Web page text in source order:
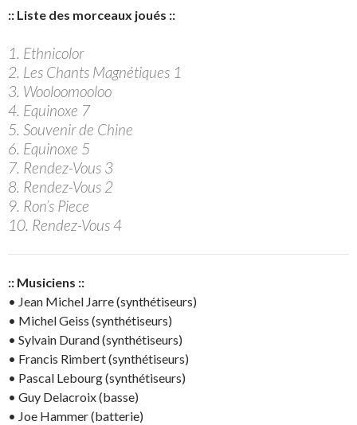
:: Liste des morceaux joués ::
1. Ethnicolor
2. Les Chants Magnétiques 1
3. Wooloomooloo
4. Equinoxe 7
5. Souvenir de Chine
6. Equinoxe 5
7. Rendez-Vous 3
8. Rendez-Vous 2
9. Ron’s Piece
10. Rendez-Vous 4
:: Musiciens ::
• Jean Michel Jarre (synthétiseurs)
• Michel Geiss (synthétiseurs)
• Sylvain Durand (synthétiseurs)
• Francis Rimbert (synthétiseurs)
• Pascal Lebourg (synthétiseurs)
• Guy Delacroix (basse)
• Joe Hammer (batterie)